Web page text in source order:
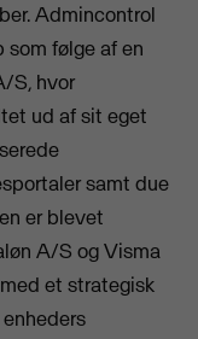
Admincontrol
følge af en
S, hvor
ud af sit eget
samt due
er blevet
A/S og Visma
et strategisk